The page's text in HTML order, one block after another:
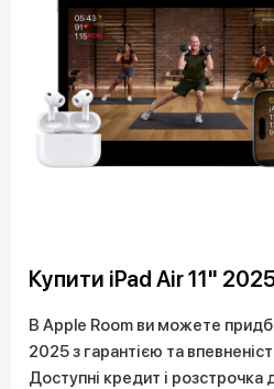
Купити iPad Air 11"
В Apple Room ви можете
2025 з гарантією та
Доступні кредит і розстрочка